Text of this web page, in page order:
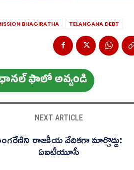
BHAGIRATHA TELANGANA DEBT
ఫాలో అవ్వండి
NEXT ARTICLE
రాజకీయ వేదికగా మార్చొద్దు:
ఏఐటీయూసీ